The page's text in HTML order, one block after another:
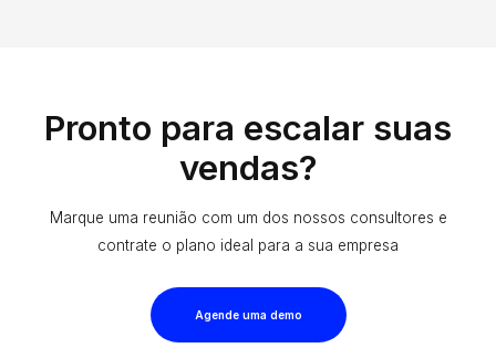
Pronto para escalar suas
vendas?
Marque uma reunião com um dos nossos consultores e
contrate o plano ideal para a sua empresa
Agende uma demo